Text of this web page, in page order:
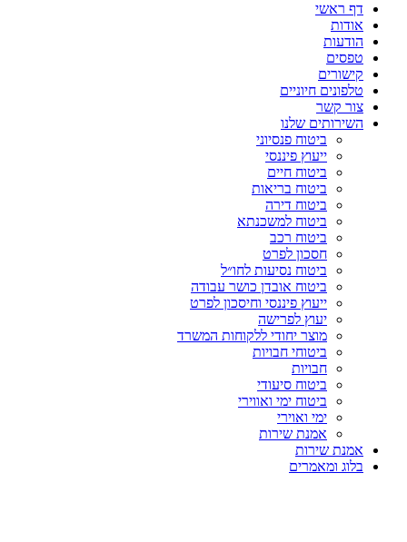
דף ראשי
אודות
הודעות
טפסים
קישורים
טלפונים חיוניים
צור קשר
השירותים שלנו
ביטוח פנסיוני
ייעוץ פיננסי
ביטוח חיים
ביטוח בריאות
ביטוח דירה
ביטוח למשכנתא
ביטוח רכב
חסכון לפרט
ביטוח נסיעות לחו״ל
ביטוח אובדן כושר עבודה
ייעוץ פיננסי וחיסכון לפרט
יעוץ לפרישה
מוצר יחודי ללקוחות המשרד
ביטוחי חבויות
חבויות
ביטוח סיעודי
ביטוח ימי ואווירי
ימי ואוירי
אמנת שירות
אמנת שירות
בלוג ומאמרים